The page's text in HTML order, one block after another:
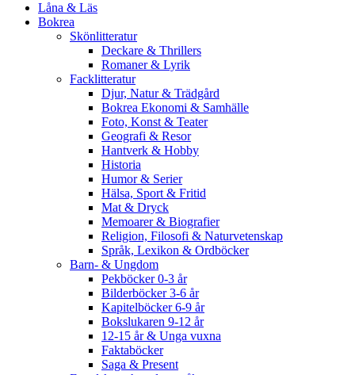
Låna & Läs
Bokrea
Skönlitteratur
Deckare & Thrillers
Romaner & Lyrik
Facklitteratur
Djur, Natur & Trädgård
Bokrea Ekonomi & Samhälle
Foto, Konst & Teater
Geografi & Resor
Hantverk & Hobby
Historia
Humor & Serier
Hälsa, Sport & Fritid
Mat & Dryck
Memoarer & Biografier
Religion, Filosofi & Naturvetenskap
Språk, Lexikon & Ordböcker
Barn- & Ungdom
Pekböcker 0-3 år
Bilderböcker 3-6 år
Kapitelböcker 6-9 år
Bokslukaren 9-12 år
12-15 år & Unga vuxna
Faktaböcker
Saga & Present